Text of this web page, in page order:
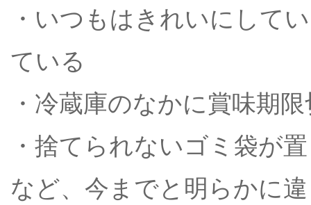
・いつもはきれいにして
ている
・冷蔵庫のなかに賞味期
・捨てられないゴミ袋が
など、今までと明らかに